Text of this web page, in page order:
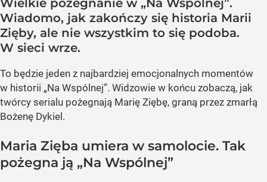
Wielkie pożegnanie w „Na Wspólnej”.
Wiadomo, jak zakończy się historia Marii
Zięby, ale nie wszystkim to się podoba.
W sieci wrze.
To będzie jeden z najbardziej emocjonalnych momentów
w historii „Na Wspólnej”. Widzowie w końcu zobaczą, jak
twórcy serialu pożegnają Marię Ziębę, graną przez zmarłą
Bożenę Dykiel.
Maria Zięba umiera w samolocie. Tak
pożegna ją „Na Wspólnej”